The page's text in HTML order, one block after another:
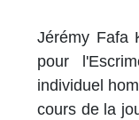
Jérémy Fafa
pour
individuel
cours de la